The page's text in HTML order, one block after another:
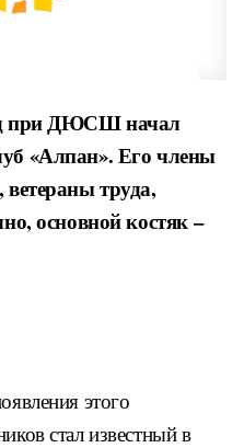
при ДЮСШ начал
«Алпан». Его члены
труда,
основной костяк –
этого
стал известный в